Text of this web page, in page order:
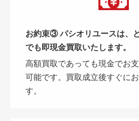
お約束③ パシオリユースは、
でも即現金買取いたします。
高額買取であっても現金でお
可能です。買取成立後すぐに
す。